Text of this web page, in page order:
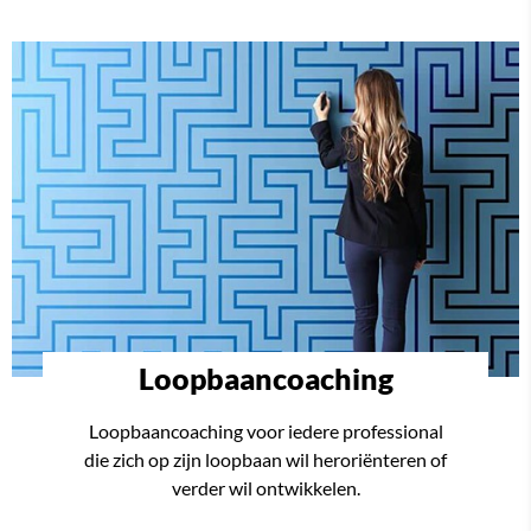
Loopbaancoaching
Loopbaancoaching voor iedere professional
die zich op zijn loopbaan wil heroriënteren of
verder wil ontwikkelen.